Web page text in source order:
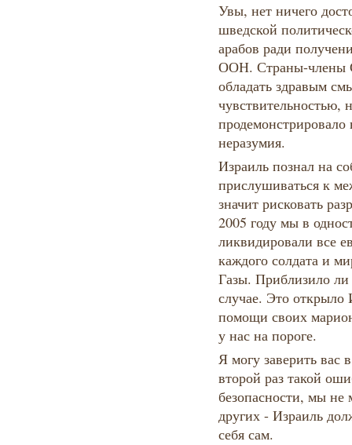
Увы, нет ничего
шведской
арабов ради
ООН. Страны-члены
обладать здравым
чувствительностью,
продемонстрировало
неразумия.
Израиль познал на
прислушиваться к
значит рисковать
2005 году мы в
ликвидировали все
каждого солдата и
Газы. Приблизило
случае. Это
помощи своих
у нас на пороге.
Я могу заверить
второй раз такой
безопасности, мы не
других - Израиль
себя сам.